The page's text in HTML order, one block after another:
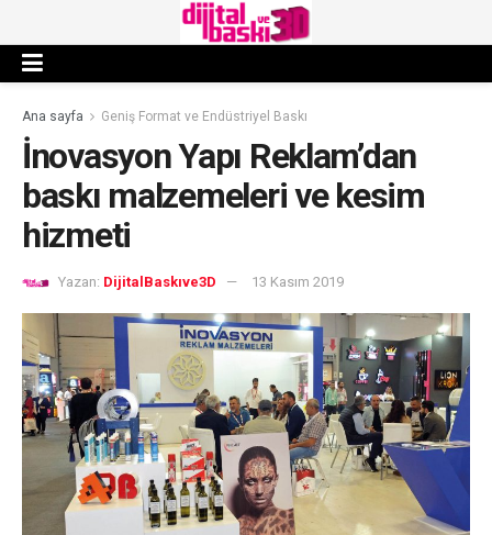
Ana sayfa Geniş Format ve Endüstriyel Baskı
İnovasyon Yapı Reklam’dan
baskı malzemeleri ve kesim
hizmeti
Yazan: DijitalBaskıve3D 13 Kasım 2019